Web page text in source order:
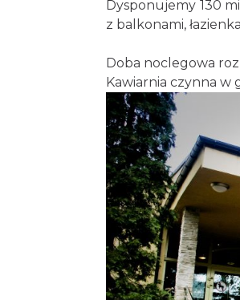
Dysponujemy 130
z balkonami,
Doba noclegowa
Kawiarnia czynna w